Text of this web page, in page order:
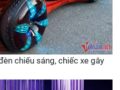
chiếu sáng, chiếc xe gây